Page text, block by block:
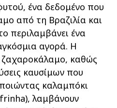
ένα δεδομένο που
από τη Βραζιλία και
περιλαμβάνει ένα
αγορά. Η
καθώς
καυσίμων που
καλαμπόκι
λαμβάνουν